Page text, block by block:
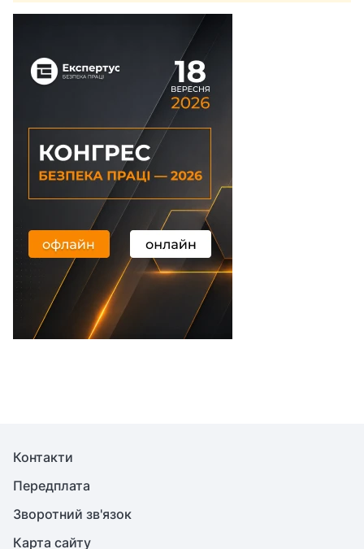
Контакти
Передплата
Зворотний зв'язок
Карта сайту